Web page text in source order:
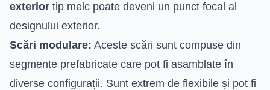
exterior tip melc poate deveni un punct focal al
designului exterior.
Scări modulare: Aceste scări sunt compuse din
segmente prefabricate care pot fi asamblate în
diverse configurații. Sunt extrem de flexibile și pot fi